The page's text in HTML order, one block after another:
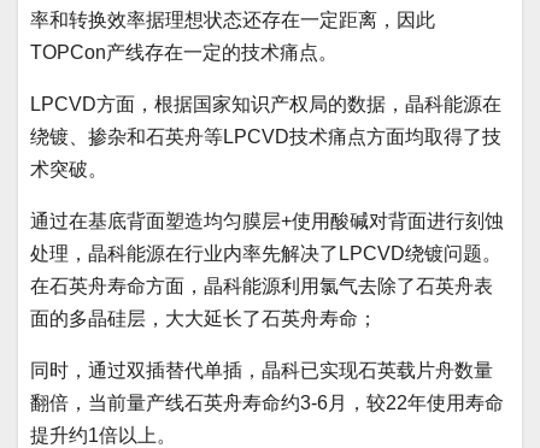
率和转换效率据理想状态还存在一定距离，因此
TOPCon产线存在一定的技术痛点。
LPCVD方面，根据国家知识产权局的数据，晶科能源在
绕镀、掺杂和石英舟等LPCVD技术痛点方面均取得了技
术突破。
通过在基底背面塑造均匀膜层+使用酸碱对背面进行刻蚀
处理，晶科能源在行业内率先解决了LPCVD绕镀问题。
在石英舟寿命方面，晶科能源利用氯气去除了石英舟表
面的多晶硅层，大大延长了石英舟寿命；
同时，通过双插替代单插，晶科已实现石英载片舟数量
翻倍，当前量产线石英舟寿命约3-6月，较22年使用寿命
提升约1倍以上。